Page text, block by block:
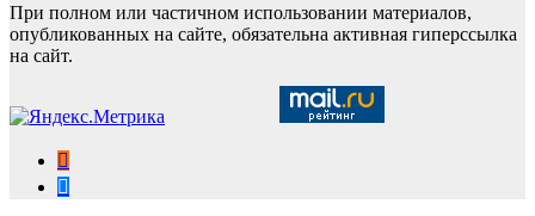
При полном или частичном использовании материалов,
опубликованных на сайте, обязательна активная гиперссылка
на сайт.